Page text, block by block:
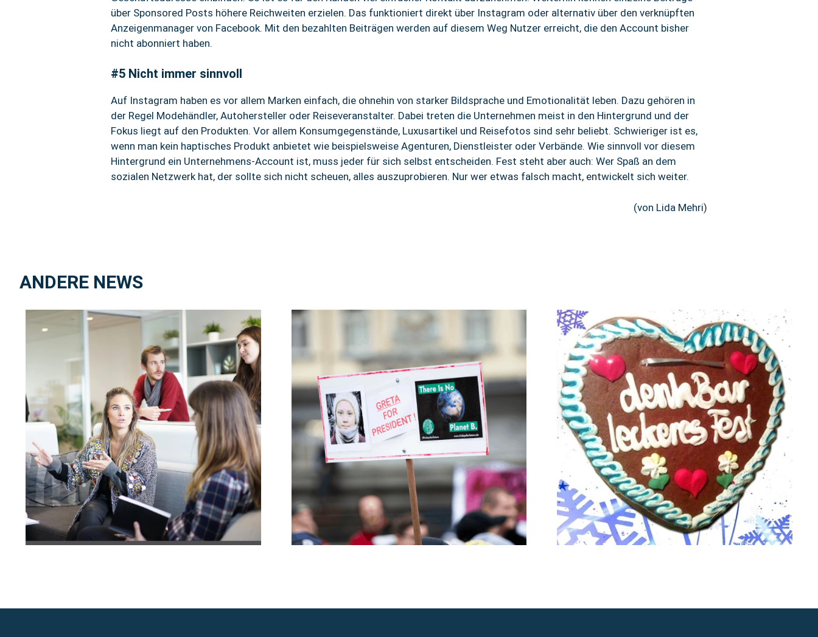
über Sponsored Posts höhere Reichweiten erzielen. Das funktioniert direkt über Instagram oder alternativ über den verknüpften
Anzeigenmanager von Facebook. Mit den bezahlten Beiträgen werden auf diesem Weg Nutzer erreicht, die den Account bisher
nicht abonniert haben.
#5 Nicht immer sinnvoll
Auf Instagram haben es vor allem Marken einfach, die ohnehin von starker Bildsprache und Emotionalität leben. Dazu gehören in
der Regel Modehändler, Autohersteller oder Reiseveranstalter. Dabei treten die Unternehmen meist in den Hintergrund und der
Fokus liegt auf den Produkten. Vor allem Konsumgegenstände, Luxusartikel und Reisefotos sind sehr beliebt. Schwieriger ist es,
wenn man kein haptisches Produkt anbietet wie beispielsweise Agenturen, Dienstleister oder Verbände. Wie sinnvoll vor diesem
Hintergrund ein Unternehmens-Account ist, muss jeder für sich selbst entscheiden. Fest steht aber auch: Wer Spaß an dem
sozialen Netzwerk hat, der sollte sich nicht scheuen, alles auszuprobieren. Nur wer etwas falsch macht, entwickelt sich weiter.
(von Lida Mehri)
ANDERE NEWS